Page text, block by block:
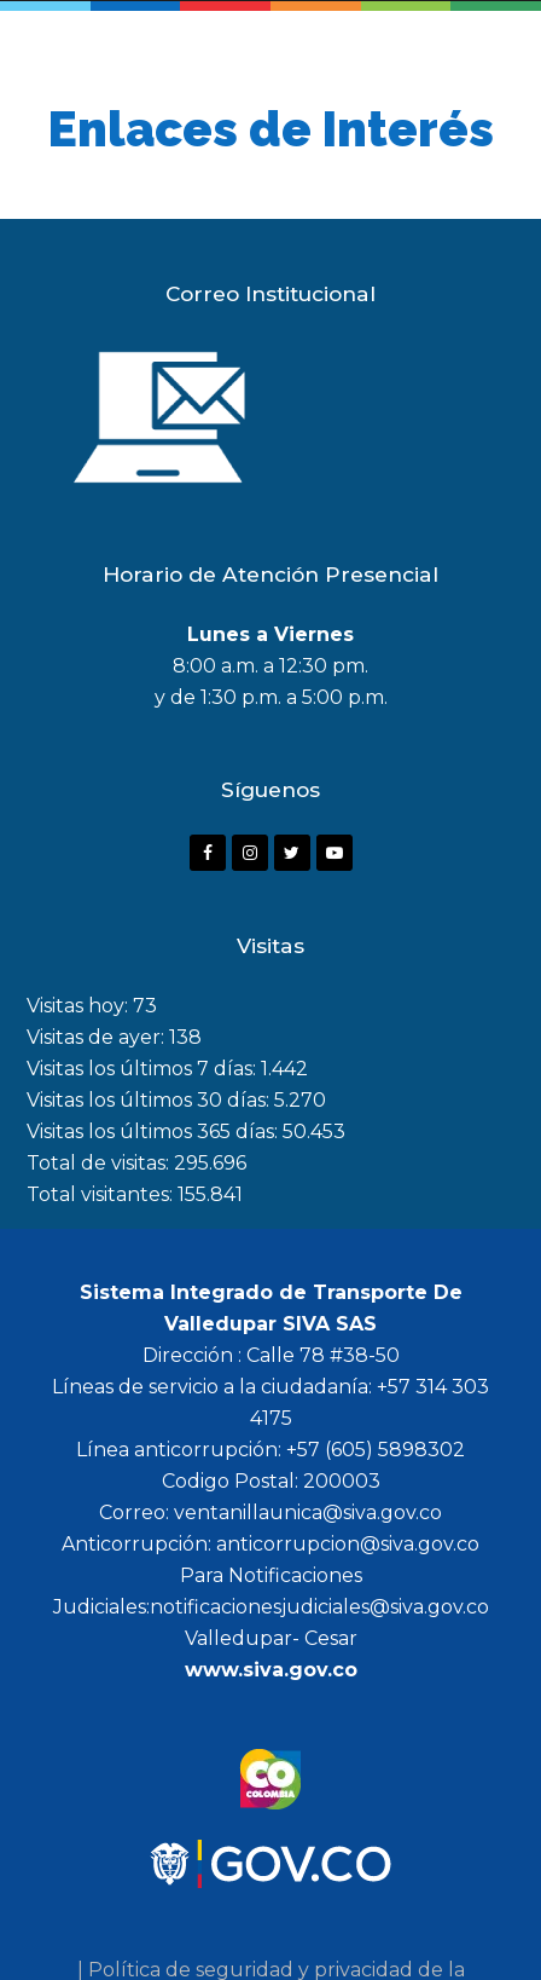
Enlaces de Interés
Correo Institucional
Horario de Atención Presencial
Lunes a Viernes
8:00 a.m. a 12:30 pm.
y de 1:30 p.m. a 5:00 p.m.
Síguenos
F
o
k
I
a
m
r
Y
Visitas
Visitas hoy:73
Visitas de ayer:138
Visitas los últimos 7 días:1.442
Visitas los últimos 30 días:5.270
Visitas los últimos 365 días:50.453
Total de visitas:295.696
Total visitantes:155.841
Sistema Integrado de Transporte De
Valledupar SIVA SAS
Dirección : Calle 78 #38-50
Líneas de servicio a la ciudadanía: +57 314 303
4175
Línea anticorrupción: +57 (605) 5898302
Codigo Postal: 200003
Correo: ventanillaunica@siva.gov.co
Anticorrupción: anticorrupcion@siva.gov.co
Para Notificaciones
Judiciales:notificacionesjudiciales@siva.gov.co
Valledupar- Cesar
www.siva.gov.co
| Política de seguridad y privacidad de la